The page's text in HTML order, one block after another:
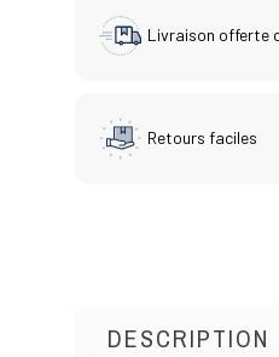
Livraison offerte
Retours faciles
DESCRIPTION